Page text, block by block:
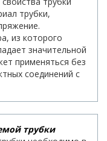
трубки,
из которого
значительной
применяться без
соединений с
трубки